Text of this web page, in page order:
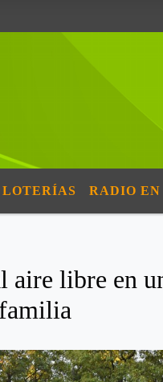
LOTERÍAS RADIO
aire libre en